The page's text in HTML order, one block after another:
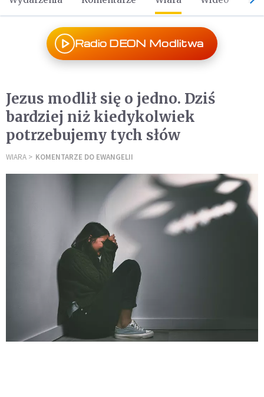
Radio DEON Modlitwa
Jezus modlił się o jedno. Dziś
bardziej niż kiedykolwiek
potrzebujemy tych słów
WIARA KOMENTARZE DO EWANGELII